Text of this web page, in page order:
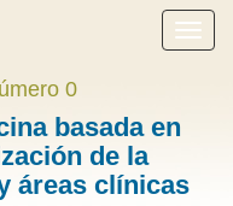
menú
0
basada en
de la
áreas clínicas